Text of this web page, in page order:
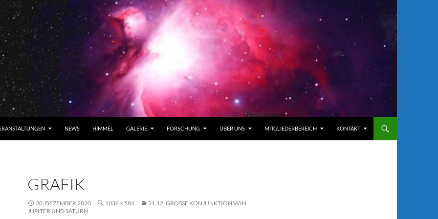
NEWS HIMMEL GALERIE FORSCHUNG ÜBER UNS MITGLIEDERBEREICH KONTAKT
GRAFIK
20. DEZEMBER 2020 1038 × 584
21.12. GROSSE KONJUNKTION VON J
UPITER UND SATURN